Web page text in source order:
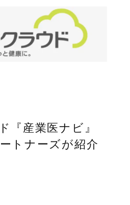
『産業医ナビ』
トナーズが紹介